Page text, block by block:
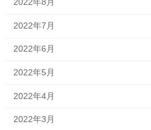
2022年7月
2022年6月
2022年5月
2022年4月
2022年3月